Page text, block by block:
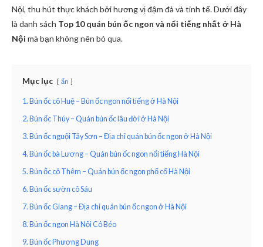
Nội, thu hút thực khách bởi hương vị đậm đà và tinh tế. Dưới đây
là danh sách Top 10 quán bún ốc ngon và nổi tiếng nhất ở Hà
Nội mà bạn không nên bỏ qua.
Mục lục ẩn
1. Bún ốc cô Huệ – Bún ốc ngon nổi tiếng ở Hà Nội
2. Bún ốc Thúy – Quán bún ốc lâu đời ở Hà Nội
3. Bún ốc nguội Tây Sơn – Địa chỉ quán bún ốc ngon ở Hà Nội
4. Bún ốc bà Lương – Quán bún ốc ngon nổi tiếng Hà Nội
5. Bún ốc cô Thêm – Quán bún ốc ngon phố cổ Hà Nội
6. Bún ốc sườn cô Sáu
7. Bún ốc Giang – Địa chỉ quán bún ốc ngon ở Hà Nội
8. Bún ốc ngon Hà Nội Cô Béo
9. Bún ốc Phương Dung